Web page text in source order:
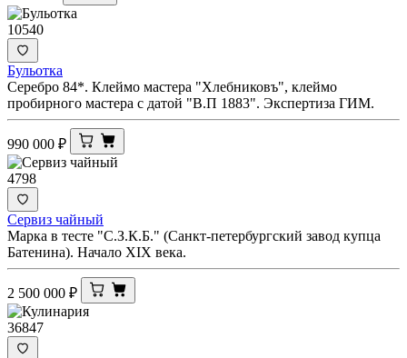
10540
Бульотка
Серебро 84*. Клеймо мастера "Хлебниковъ", клеймо
пробирного мастера с датой "В.П 1883". Экспертиза ГИМ.
990 000 ₽
4798
Сервиз чайный
Марка в тесте "С.З.К.Б." (Санкт-петербургский завод купца
Батенина). Начало XIX века.
2 500 000 ₽
36847